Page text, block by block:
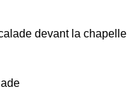
la chapelle